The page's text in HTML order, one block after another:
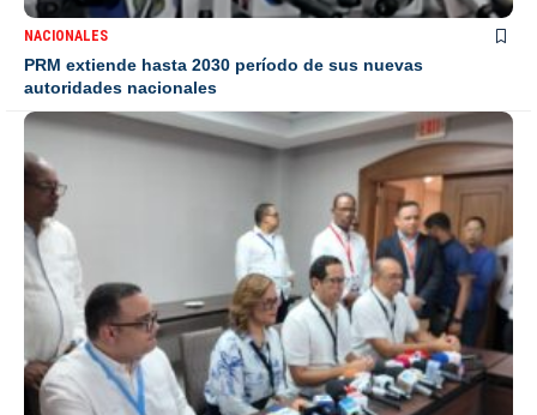
NACIONALES
PRM extiende hasta 2030 período de sus nuevas
autoridades nacionales